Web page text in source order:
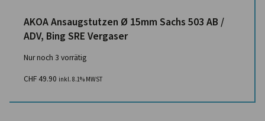
AKOA Ansaugstutzen Ø 15mm Sachs 503 AB /
ADV, Bing SRE Vergaser
Nur noch 3 vorrätig
CHF 49.90 inkl. 8.1% MWST